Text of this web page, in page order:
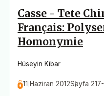
Casse - Tete
Français:
Homonymie
Hüseyin Kibar
11 Haziran 2012Sayfa